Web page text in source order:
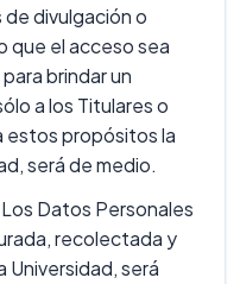
divulgación o
que el acceso sea
brindar un
a los Titulares o
estos propósitos la
será de medio.
Datos Personales
recolectada y
será